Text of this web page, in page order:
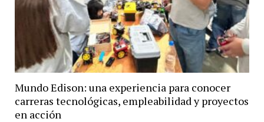
Mundo Edison: una experiencia para conocer
carreras tecnológicas, empleabilidad y proyectos
en acción